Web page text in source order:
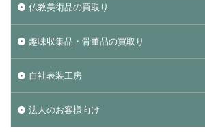
仏教美術品の買取り
趣味収集品・骨董品の買取り
自社表装工房
法人のお客様向け